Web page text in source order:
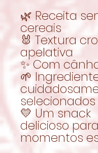
🌿 Receita
cereais
🐰 Textura
apelativa
✨ Com
🌱
selecionados
💛 Um snack
delicioso para
momentos